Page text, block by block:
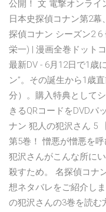
公開！ 文 電撃オンライ
日本史探偵コナン第2
探偵コナン シーズン2
栄一) | 漫画全巻ドット
最新DV - 6月12日で1歳
ン”。その誕生から1歳
分）。購入特典として
きるQRコードをDVDパ
ナン 犯人の犯沢さん 5
第5巻！ 憎悪が憎悪を
犯沢さんがこんな所に
殺すため。 名探偵コナ
想ネタバレをご紹介し
の犯沢さんの3巻を読む